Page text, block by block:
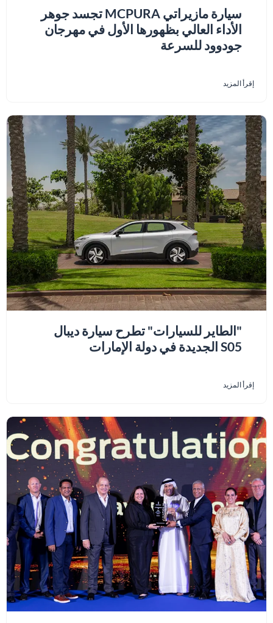
سيارة مازيراتي MCPURA تجسد جوهر
الأداء العالي بظهورها الأول في مهرجان
جودوود للسرعة
إقرأ المزيد
"الطاير للسيارات" تطرح سيارة ديبال
S05 الجديدة في دولة الإمارات
إقرأ المزيد